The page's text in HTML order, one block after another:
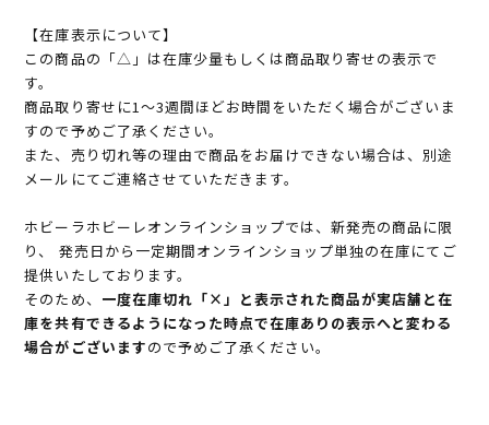
【在庫表示について】
この商品の「△」は在庫少量もしくは商品取り寄せの表示で
す。
商品取り寄せに1～3週間ほどお時間をいただく場合がございま
すので予めご了承ください。
また、売り切れ等の理由で商品をお届けできない場合は、別途
メールにてご連絡させていただきます。
ホビーラホビーレオンラインショップでは、新発売の商品に限
り、 発売日から一定期間オンラインショップ単独の在庫にてご
提供いたしております。
そのため、 一度在庫切れ「×」と表示された商品が実店舗と在
庫を共有できるようになった時点で在庫ありの表示へと変わる
場合がございますので予めご了承ください。